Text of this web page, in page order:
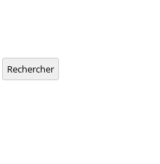
Rechercher